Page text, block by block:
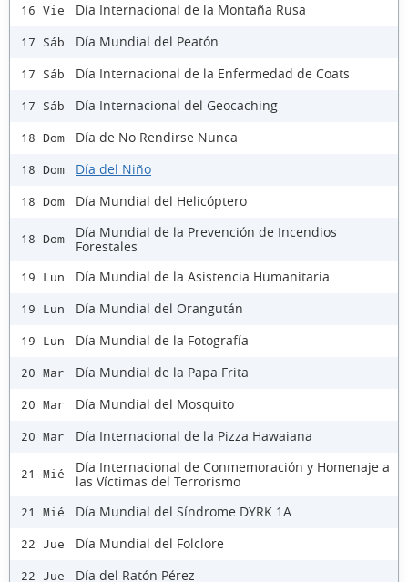
16 Vie Día Internacional de la Montaña Rusa
17 Sáb Día Mundial del Peatón
17 Sáb Día Internacional de la Enfermedad de Coats
17 Sáb Día Internacional del Geocaching
18 Dom Día de No Rendirse Nunca
18 Dom Día del Niño
18 Dom Día Mundial del Helicóptero
18 Dom
Día Mundial de la Prevención de Incendios
Forestales
19 Lun Día Mundial de la Asistencia Humanitaria
19 Lun Día Mundial del Orangután
19 Lun Día Mundial de la Fotografía
20 Mar Día Mundial de la Papa Frita
20 Mar Día Mundial del Mosquito
20 Mar Día Internacional de la Pizza Hawaiana
21 Mié
Día Internacional de Conmemoración y Homenaje a
las Víctimas del Terrorismo
21 Mié Día Mundial del Síndrome DYRK 1A
22 Jue Día Mundial del Folclore
22 Jue Día del Ratón Pérez